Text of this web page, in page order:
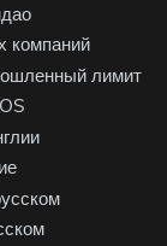
компаний
лимит